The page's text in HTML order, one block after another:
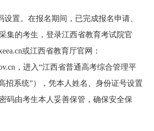
设置。在报名期间，已完成报名申请、
集的考生，登录江西省教育考试院官
或江西省教育厅官网：
，进入“江西省普通高考综合管理平
招系统”），凭本人姓名、身份证号设置
码由考生本人妥善保管，确保安全保